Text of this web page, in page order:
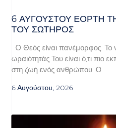
6 ΑΥΓΟΥΣΤΟΥ ΕΟΡΤΗ
ΤΟΥ ΣΩΤΗΡΟΣ
Ο Θεός είναι πανέμορφος. Το
ωραιότητάς Του είναι ό,τι πιο
στη ζωή ενός ανθρώπου. Ο
6 Αυγούστου, 2026